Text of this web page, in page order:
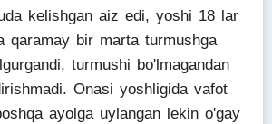
kelishgan aiz edi, yoshi 18 lar
qaramay bir marta turmushga
turmushi bo'lmagandan
Onasi yoshligida vafot
ayolga uylangan lekin o'gay